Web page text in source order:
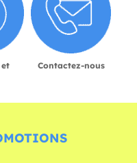
et
Contactez-nous